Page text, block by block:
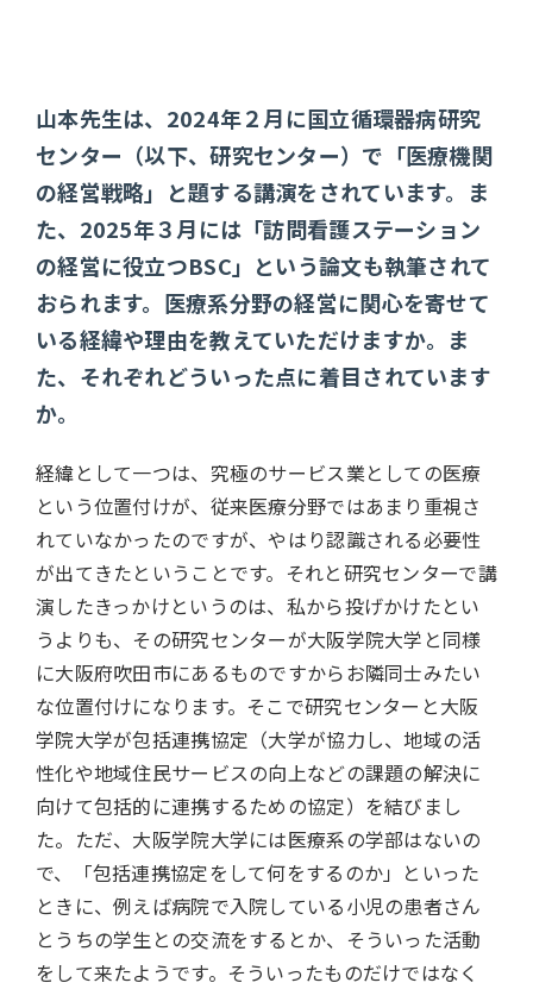
山本先生は、2024年２月に国立循環器病研究
センター（以下、研究センター）で「医療機関
の経営戦略」と題する講演をされています。ま
た、2025年３月には「訪問看護ステーション
の経営に役立つBSC」という論文も執筆されて
おられます。医療系分野の経営に関心を寄せて
いる経緯や理由を教えていただけますか。ま
た、それぞれどういった点に着目されています
か。
経緯として一つは、究極のサービス業としての医療
という位置付けが、従来医療分野ではあまり重視さ
れていなかったのですが、やはり認識される必要性
が出てきたということです。それと研究センターで講
演したきっかけというのは、私から投げかけたとい
うよりも、その研究センターが大阪学院大学と同様
に大阪府吹田市にあるものですからお隣同士みたい
な位置付けになります。そこで研究センターと大阪
学院大学が包括連携協定（大学が協力し、地域の活
性化や地域住民サービスの向上などの課題の解決に
向けて包括的に連携するための協定）を結びまし
た。ただ、大阪学院大学には医療系の学部はないの
で、「包括連携協定をして何をするのか」といった
ときに、例えば病院で入院している小児の患者さん
とうちの学生との交流をするとか、そういった活動
をして来たようです。そういったものだけではなく